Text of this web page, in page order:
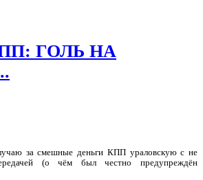
ГОЛЬ НА
за смешные деньги КПП ураловскую с не
(о чём был честно предупреждён